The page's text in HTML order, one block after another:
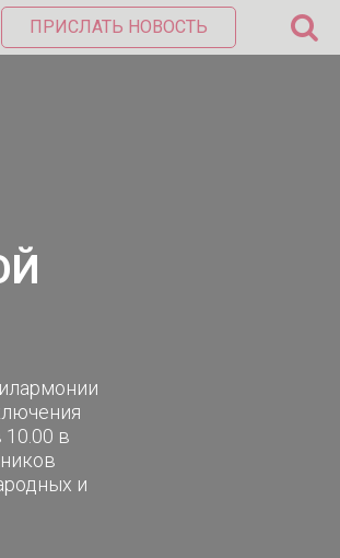
ПРИСЛАТЬ НОВОСТЬ
10.00 в
и